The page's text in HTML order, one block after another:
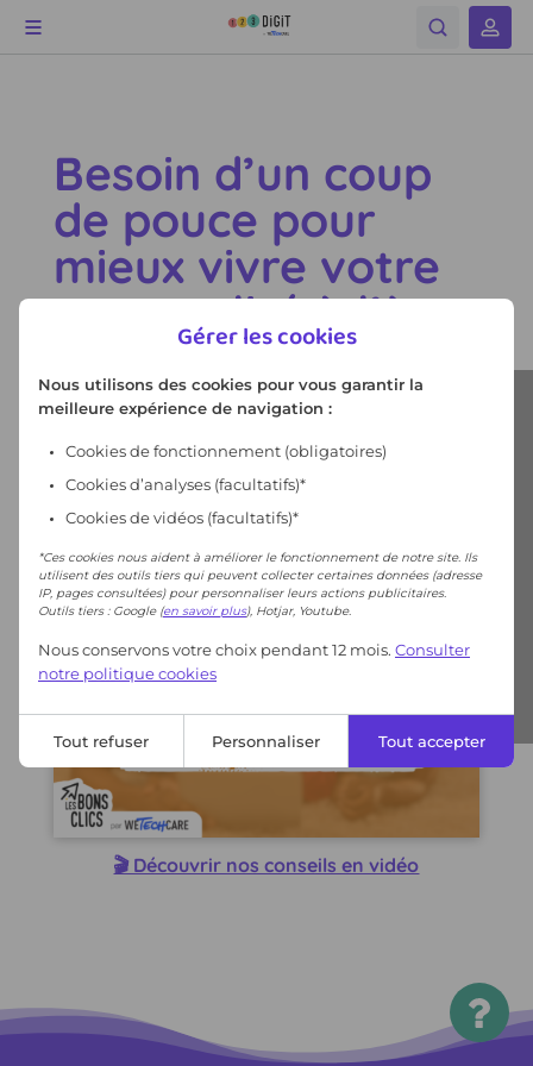
Gérer les cookies
Nous utilisons des cookies pour vous garantir la
meilleure expérience de navigation :
Cookies de fonctionnement (obligatoires)
Cookies d’analyses (facultatifs)*
Cookies de vidéos (facultatifs)*
*Ces cookies nous aident à améliorer le fonctionnement de notre site. Ils
utilisent des outils tiers qui peuvent collecter certaines données (adresse
IP, pages consultées) pour personnaliser leurs actions publicitaires.
Outils tiers : Google (en savoir plus), Hotjar, Youtube.
Nous conservons votre choix pendant 12 mois. Consulter
notre politique cookies
Tout refuser Personnaliser Tout accepter